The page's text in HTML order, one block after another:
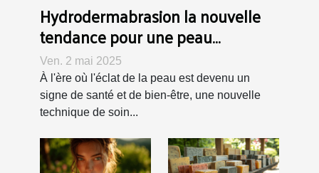
Hydrodermabrasion la nouvelle
tendance pour une peau
éclatante
Ven. 2 mai 2025
À l'ère où l'éclat de la peau est devenu un
signe de santé et de bien-être, une nouvelle
technique de soin...